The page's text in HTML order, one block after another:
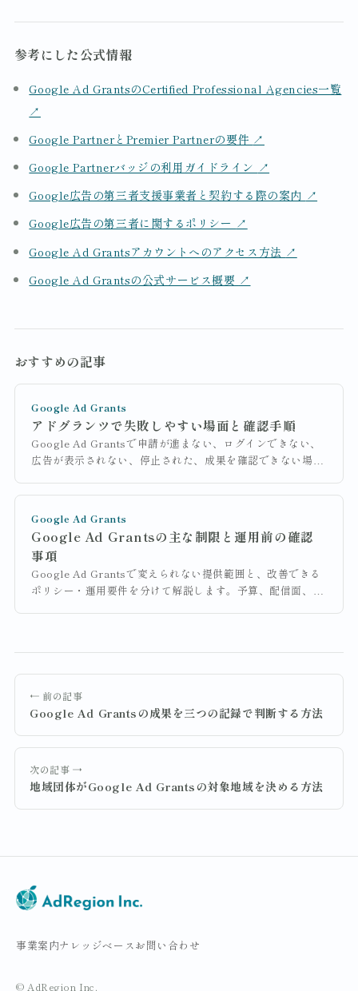
参考にした公式情報
Google Ad GrantsのCertified Professional Agencies一覧
↗
Google PartnerとPremier Partnerの要件 ↗
Google Partnerバッジの利用ガイドライン ↗
Google広告の第三者支援事業者と契約する際の案内 ↗
Google広告の第三者に関するポリシー ↗
Google Ad Grantsアカウントへのアクセス方法 ↗
Google Ad Grantsの公式サービス概要 ↗
おすすめの記事
Google Ad Grants
アドグランツで失敗しやすい場面と確認手順
Google Ad Grantsで申請が進まない、ログインできない、
広告が表示されない、停止された、成果を確認できない場合
説します。
Google Ad Grants
Google Ad Grantsの主な制限と運用前の確認
事項
Google Ad Grantsで変えられない提供範囲と、改善できる
ポリシー・運用要件を分けて解説します。予算、配信面、
← 前の記事
Google Ad Grantsの成果を三つの記録で判断する方法
次の記事 →
地域団体がGoogle Ad Grantsの対象地域を決める方法
事業案内ナレッジベースお問い合わせ
© AdRegion Inc.